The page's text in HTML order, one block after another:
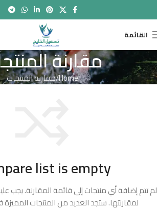
القائمة
مقارنة
Home مقارنة المنتجات
list is empty.
لم تتم إضافة أي منتجات إلى قائمة المقارنة. يجب
لمقارنتها. ستجد العديد من المنتجات